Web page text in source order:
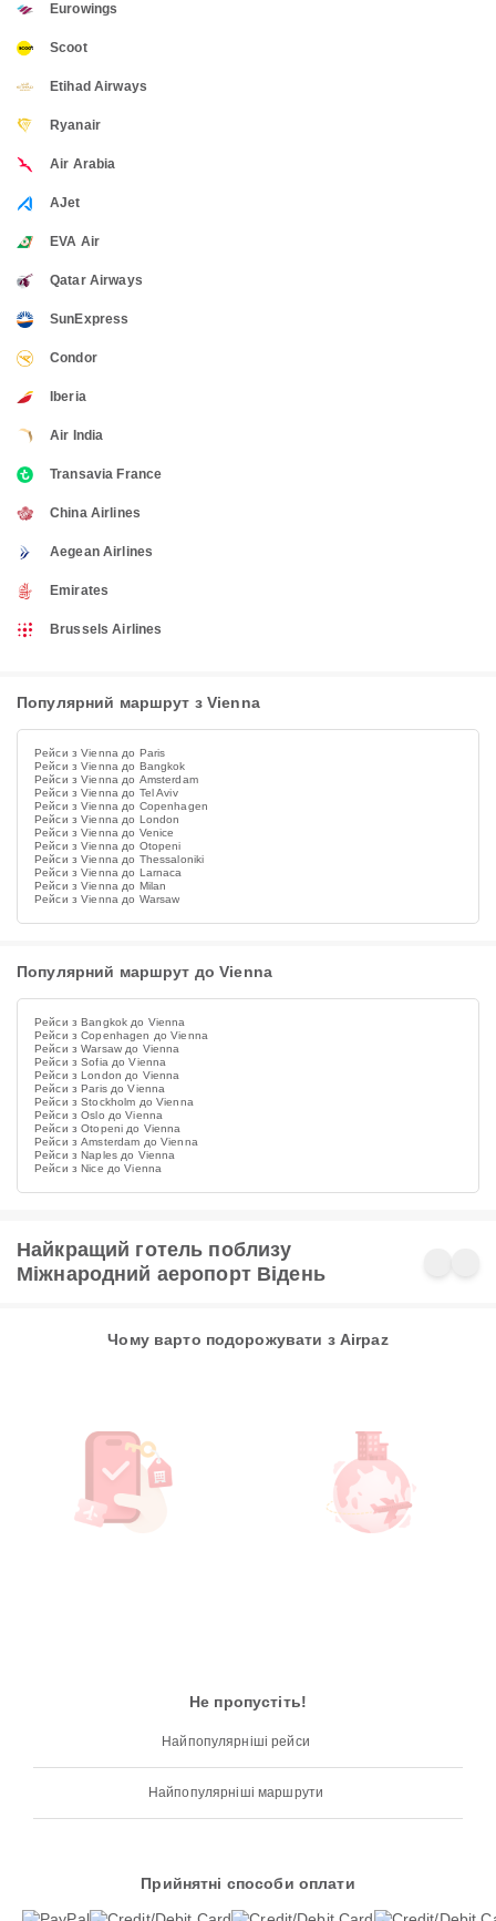
Eurowings
Scoot
Etihad Airways
Ryanair
Air Arabia
AJet
EVA Air
Qatar Airways
SunExpress
Condor
Iberia
Air India
Transavia France
China Airlines
Aegean Airlines
Emirates
Brussels Airlines
Популярний маршрут з Vienna
Рейси з Vienna до Paris
Рейси з Vienna до Bangkok
Рейси з Vienna до Amsterdam
Рейси з Vienna до Tel Aviv
Рейси з Vienna до Copenhagen
Рейси з Vienna до London
Рейси з Vienna до Venice
Рейси з Vienna до Otopeni
Рейси з Vienna до Thessaloniki
Рейси з Vienna до Larnaca
Рейси з Vienna до Milan
Рейси з Vienna до Warsaw
Популярний маршрут до Vienna
Рейси з Bangkok до Vienna
Рейси з Copenhagen до Vienna
Рейси з Warsaw до Vienna
Рейси з Sofia до Vienna
Рейси з London до Vienna
Рейси з Paris до Vienna
Рейси з Stockholm до Vienna
Рейси з Oslo до Vienna
Рейси з Otopeni до Vienna
Рейси з Amsterdam до Vienna
Рейси з Naples до Vienna
Рейси з Nice до Vienna
Найкращий готель поблизу
Міжнародний аеропорт Відень
Чому варто подорожувати з Airpaz
Не пропустіть!
Найпопулярніші рейси
Найпопулярніші маршрути
Прийнятні способи оплати